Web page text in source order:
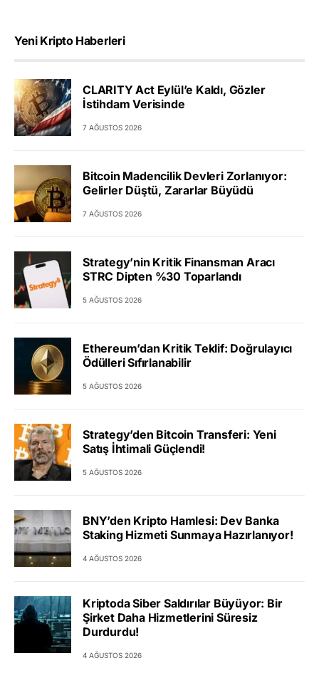
Yeni Kripto Haberleri
CLARITY Act Eylül’e Kaldı, Gözler
İstihdam Verisinde
7 AĞUSTOS 2026
Bitcoin Madencilik Devleri Zorlanıyor:
Gelirler Düştü, Zararlar Büyüdü
7 AĞUSTOS 2026
Strategy’nin Kritik Finansman Aracı
STRC Dipten %30 Toparlandı
5 AĞUSTOS 2026
Ethereum’dan Kritik Teklif: Doğrulayıcı
Ödülleri Sıfırlanabilir
5 AĞUSTOS 2026
Strategy’den Bitcoin Transferi: Yeni
Satış İhtimali Güçlendi!
5 AĞUSTOS 2026
BNY’den Kripto Hamlesi: Dev Banka
Staking Hizmeti Sunmaya Hazırlanıyor!
4 AĞUSTOS 2026
Kriptoda Siber Saldırılar Büyüyor: Bir
Şirket Daha Hizmetlerini Süresiz
Durdurdu!
4 AĞUSTOS 2026